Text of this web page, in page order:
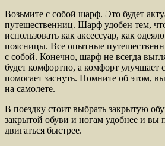
Возьмите с собой шарф. Это будет
путешественниц. Шарф удобен тем,
использовать как аксессуар, как
поясницы. Все опытные
с собой. Конечно, шарф не всегда
будет комфортно, а комфорт улучшает
помогает заснуть. Помните об этом,
на самолете.
В поездку стоит выбрать закрытую
закрытой обуви и ногам удобнее и вы
двигаться быстрее.